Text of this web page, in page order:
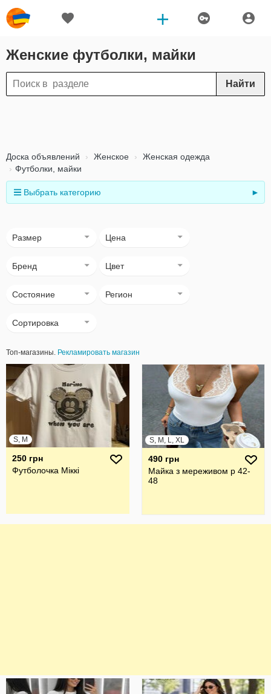
Женские футболки, майки
Найти
Доска объявлений Женское
Женская одежда
Футболки, майки
Выбрать категорию ►
Размер Цена
Бренд Цвет
Состояние Регион
Сортировка
Топ-магазины. Рекламировать магазин
S, M
250 грн
Футболочка Міккі
S, M, L, XL
490 грн
Майка з мереживом р 42-
48